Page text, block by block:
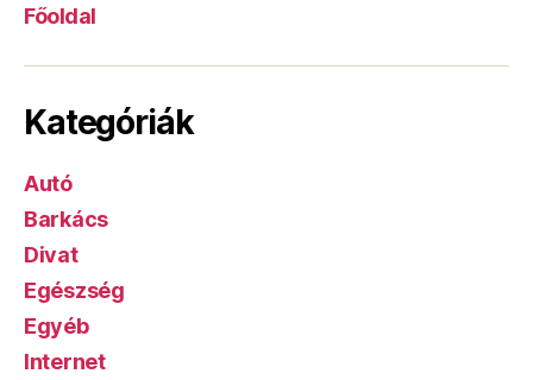
Főoldal
Kategóriák
Autó
Barkács
Divat
Egészség
Egyéb
Internet